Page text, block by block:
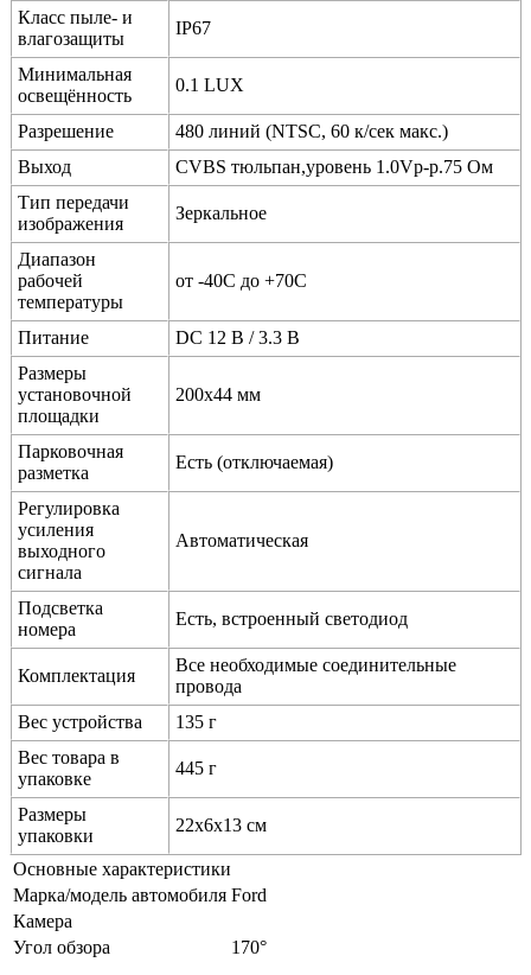
Класс пыле- и
влагозащиты
IP67
Минимальная
освещённость
0.1 LUX
Разрешение
480 линий (NTSC, 60 к/сек макс.)
Выход
CVBS тюльпан,уровень 1.0Vp-p.75 Ом
Тип передачи
изображения
Зеркальное
Диапазон
рабочей
температуры
от -40C до +70C
Питание
DC 12 В / 3.3 В
Размеры
установочной
площадки
200х44 мм
Парковочная
разметка
Есть (отключаемая)
Регулировка
усиления
выходного
сигнала
Автоматическая
Подсветка
номера
Есть, встроенный светодиод
Комплектация
Все необходимые соединительные
провода
Вес устройства
135 г
Вес товара в
упаковке
445 г
Размеры
упаковки
22х6х13 см
Основные характеристики
Марка/модель автомобиля Ford
Камера
Угол обзора
170°